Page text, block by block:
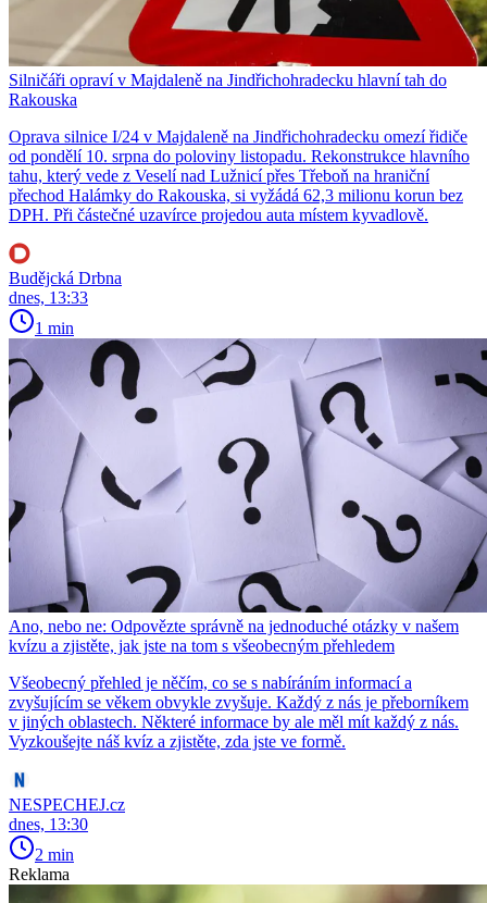
Silničáři opraví v Majdaleně na Jindřichohradecku hlavní tah do
Rakouska
Oprava silnice I/24 v Majdaleně na Jindřichohradecku omezí řidiče
od pondělí 10. srpna do poloviny listopadu. Rekonstrukce hlavního
tahu, který vede z Veselí nad Lužnicí přes Třeboň na hraniční
přechod Halámky do Rakouska, si vyžádá 62,3 milionu korun bez
DPH. Při částečné uzavírce projedou auta místem kyvadlově.
Budějcká Drbna
dnes, 13:33
1 min
Ano, nebo ne: Odpovězte správně na jednoduché otázky v našem
kvízu a zjistěte, jak jste na tom s všeobecným přehledem
Všeobecný přehled je něčím, co se s nabíráním informací a
zvyšujícím se věkem obvykle zvyšuje. Každý z nás je přeborníkem
v jiných oblastech. Některé informace by ale měl mít každý z nás.
Vyzkoušejte náš kvíz a zjistěte, zda jste ve formě.
NESPECHEJ.cz
dnes, 13:30
2 min
Reklama